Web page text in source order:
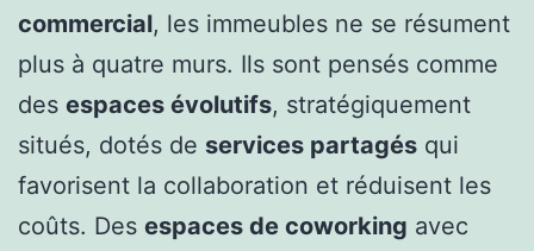
commercial, les immeubles ne se résument
plus à quatre murs. Ils sont pensés comme
des espaces évolutifs, stratégiquement
situés, dotés de services partagés qui
favorisent la collaboration et réduisent les
coûts. Des espaces de coworking avec